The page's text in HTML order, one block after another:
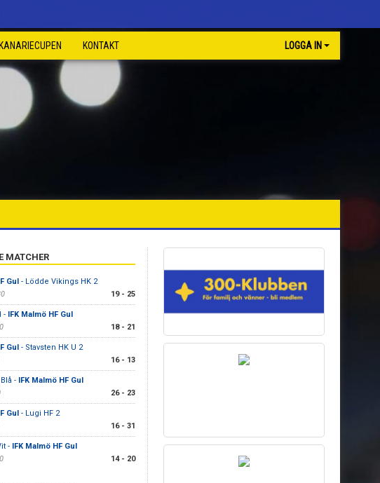
KANARIECUPEN KONTAKT LOGGA IN
MATCHER
Gul- Lödde Vikings HK 2
19 - 25
- IFK Malmö HF Gul
18 - 21
Gul- Stavsten HK U 2
16 - 13
- IFK Malmö HF Gul
26 - 23
Gul- Lugi HF 2
16 - 31
- IFK Malmö HF Gul
14 - 20